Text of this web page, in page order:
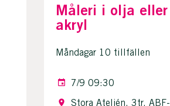
Måleri i olja eller
akryl
Måndagar 10 tillfällen
7/9 09:30
Stora Ateljén, 3tr, ABF-